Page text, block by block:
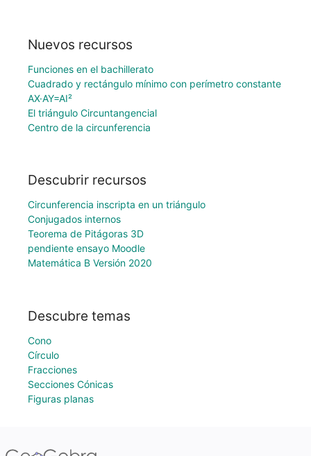
Nuevos recursos
Funciones en el bachillerato
Cuadrado y rectángulo mínimo con perímetro constante
AX·AY=AI²
El triángulo Circuntangencial
Centro de la circunferencia
Descubrir recursos
Circunferencia inscripta en un triángulo
Conjugados internos
Teorema de Pitágoras 3D
pendiente ensayo Moodle
Matemática B Versión 2020
Descubre temas
Cono
Círculo
Fracciones
Secciones Cónicas
Figuras planas